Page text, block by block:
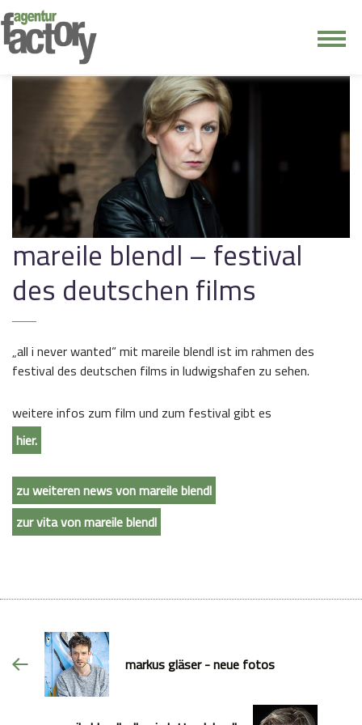
kontakt
mareile blendl – festival
des deutschen films
„all i never wanted“ mit mareile blendl ist im rahmen des
festival des deutschen films in ludwigshafen zu sehen.
weitere infos zum film und zum festival gibt es
hier.
zu weiteren news von mareile blendl
zur vita von mareile blendl
markus gläser - neue fotos